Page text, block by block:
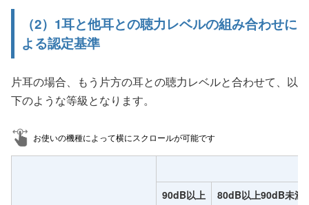
（2）1耳と他耳との聴力レベルの組み合わせに
よる認定基準
片耳の場合、もう片方の耳との聴力レベルと合わせて、以
下のような等級となります。
お使いの機種によって横にスクロールが可能です
90dB以上 80dB以上90dB未満